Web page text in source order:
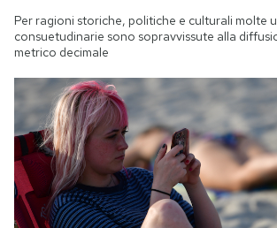
Per ragioni storiche, politiche e culturali molte
consuetudinarie sono sopravvissute alla
metrico decimale